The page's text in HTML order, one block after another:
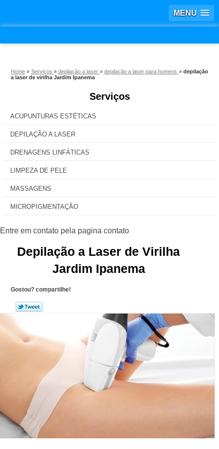
MENU
Home » Serviços » depilação a laser»depilação a laser para homens » depilação
a laser de virilha Jardim Ipanema
Serviços
ACUPUNTURAS ESTÉTICAS
DEPILAÇÃO A LASER
DRENAGENS LINFÁTICAS
LIMPEZA DE PELE
MASSAGENS
MICROPIGMENTAÇÃO
Depilação a Laser de Virilha
Jardim Ipanema
Gostou? compartilhe!